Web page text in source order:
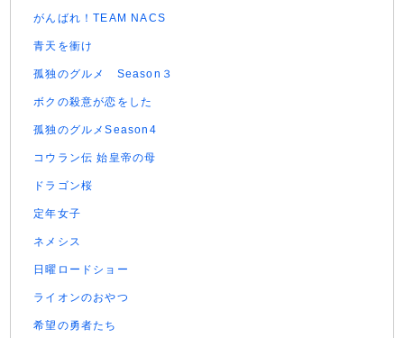
がんばれ！TEAM NACS
青天を衝け
孤独のグルメ Season３
ボクの殺意が恋をした
孤独のグルメSeason4
コウラン伝 始皇帝の母
ドラゴン桜
定年女子
ネメシス
日曜ロードショー
ライオンのおやつ
希望の勇者たち